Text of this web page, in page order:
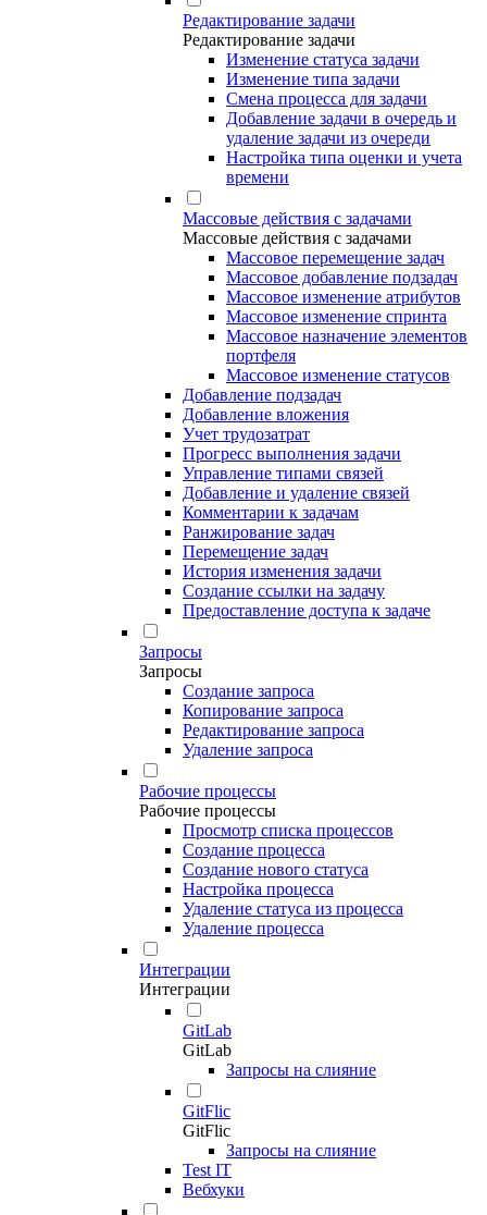
Редактирование задачи
Редактирование задачи
Изменение статуса задачи
Изменение типа задачи
Смена процесса для задачи
Добавление задачи в очередь и
удаление задачи из очереди
Настройка типа оценки и учета
времени
Массовые действия с задачами
Массовые действия с задачами
Массовое перемещение задач
Массовое добавление подзадач
Массовое изменение атрибутов
Массовое изменение спринта
Массовое назначение элементов
портфеля
Массовое изменение статусов
Добавление подзадач
Добавление вложения
Учет трудозатрат
Прогресс выполнения задачи
Управление типами связей
Добавление и удаление связей
Комментарии к задачам
Ранжирование задач
Перемещение задач
История изменения задачи
Создание ссылки на задачу
Предоставление доступа к задаче
Запросы
Запросы
Создание запроса
Копирование запроса
Редактирование запроса
Удаление запроса
Рабочие процессы
Рабочие процессы
Просмотр списка процессов
Создание процесса
Создание нового статуса
Настройка процесса
Удаление статуса из процесса
Удаление процесса
Интеграции
Интеграции
GitLab
GitLab
Запросы на слияние
GitFlic
GitFlic
Запросы на слияние
Test IT
Вебхуки